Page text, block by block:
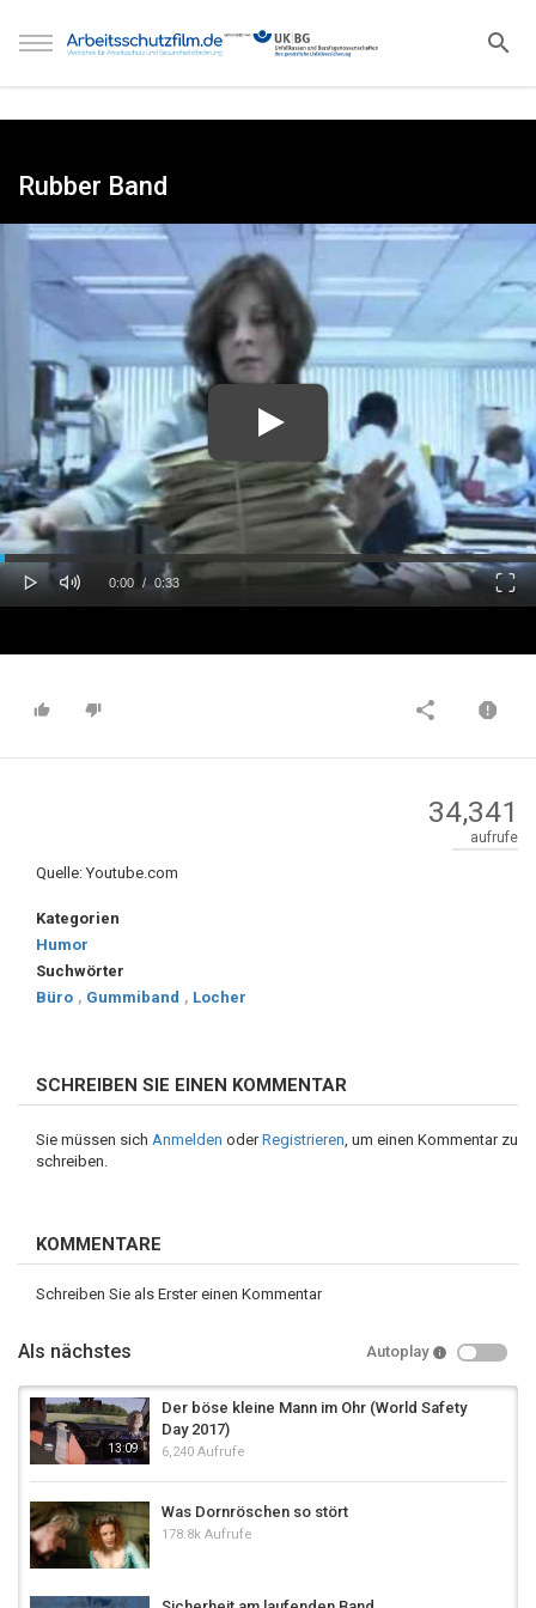
Rubber Band
Play
Current
0:00 / Duration
0:33
34,341
aufrufe
Quelle: Youtube.com
Kategorien
Humor
Suchwörter
Büro , Gummiband , Locher
SCHREIBEN SIE EINEN KOMMENTAR
Sie müssen sich Anmelden oderRegistrieren, um einen Kommentar zu
schreiben.
KOMMENTARE
Schreiben Sie als Erster einen Kommentar
Als nächstes Autoplay
13:09
Der böse kleine Mann im Ohr (World Safety
Day 2017)
6,240 Aufrufe
Was Dornröschen so stört
178.8k Aufrufe